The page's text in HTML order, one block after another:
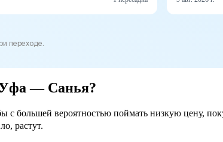
переходе.
Уфа — Санья?
с большей вероятностью поймать низкую цену,
растут.